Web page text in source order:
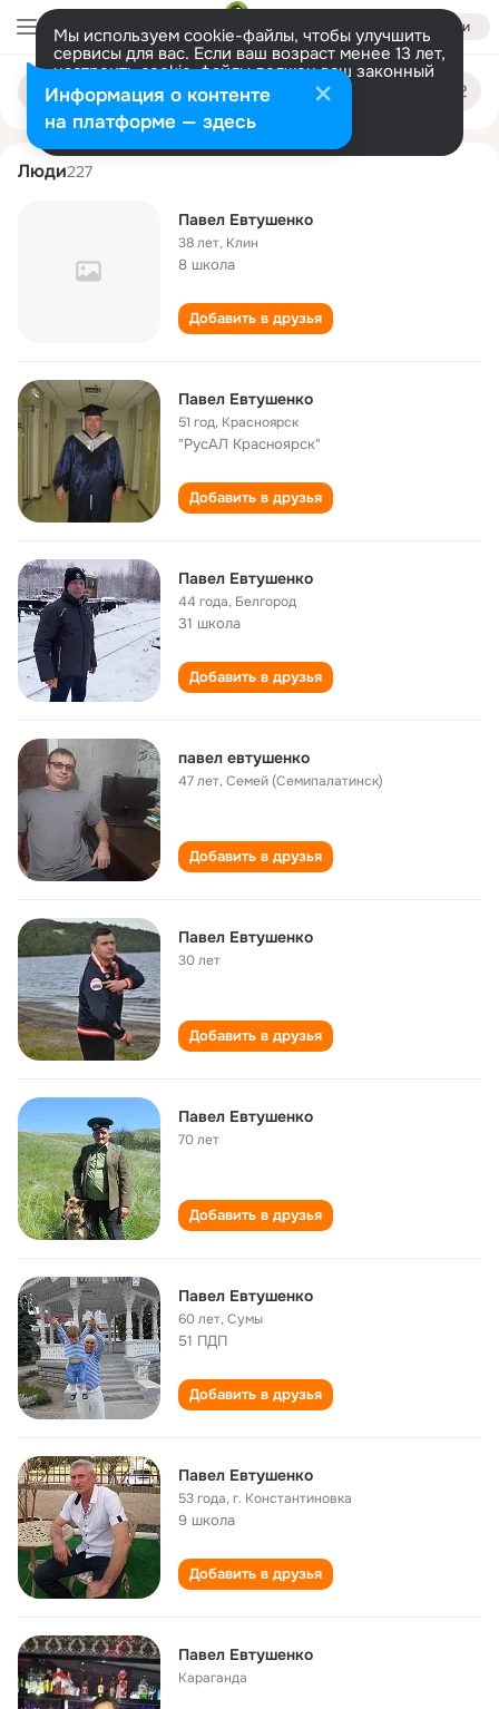
Войти
Мы используем cookie-файлы, чтобы улучшить
сервисы для вас. Если ваш возраст менее 13 лет,
настроить cookie-файлы должен ваш законный
представитель. Больше информации
Разрешить все Настроить
Поиск
людям
pavel evtushenko
Люди227
Павел Евтушенко
38 лет, Клин
8 школа
Добавить в друзья
Павел Евтушенко
51 год, Красноярск
"РусАЛ Красноярск"
Добавить в друзья
Павел Евтушенко
44 года, Белгород
31 школа
Добавить в друзья
павел евтушенко
47 лет,Семей (Семипалатинск)
Добавить в друзья
Павел Евтушенко
30 лет
Добавить в друзья
Павел Евтушенко
70 лет
Добавить в друзья
Павел Евтушенко
60 лет,Сумы
51 ПДП
Добавить в друзья
Павел Евтушенко
53 года,г. Константиновка
9 школа
Добавить в друзья
Павел Евтушенко
Караганда
Информация о контенте
на платформе — здесь